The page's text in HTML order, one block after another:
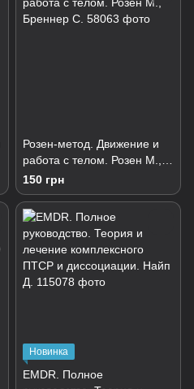
Розен-метод. Движение и
работа с телом. Розен М.,
Бреннер С.
150 грн
Новинка
EMDR. Полное